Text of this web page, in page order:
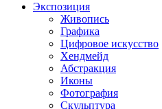
Экспозиция
Живопись
Графика
Цифровое искусство
Хендмейд
Абстракция
Иконы
Фотография
Скульптура